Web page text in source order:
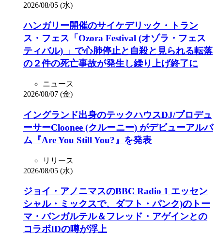
2026/08/05 (水)
ハンガリー開催のサイケデリック・トラン
ス・フェス「Ozora Festival (オゾラ・フェス
ティバル) 」で心肺停止と自殺と見られる転落
の２件の死亡事故が発生し繰り上げ終了に
ニュース
2026/08/07 (金)
イングランド出身のテックハウスDJ/プロデュ
ーサーCloonee (クルーニー) がデビューアルバ
ム『Are You Still You?』を発表
リリース
2026/08/05 (水)
ジョイ・アノニマスのBBC Radio 1 エッセン
シャル・ミックスで、ダフト・パンク)のトー
マ・バンガルテル＆フレッド・アゲインとの
コラボIDの噂が浮上